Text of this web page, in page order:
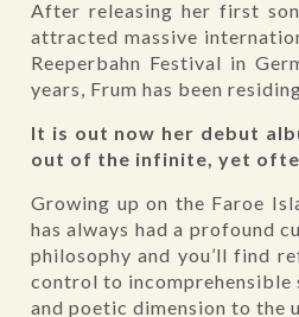
After releasing her first
attracted massive
Reeperbahn Festival in
years, Frum has been
It is out now her debut
out of the infinite, yet
Growing up on the Faroe
has always had a profound
philosophy and you’ll find
control to incomprehensible
and poetic dimension to the